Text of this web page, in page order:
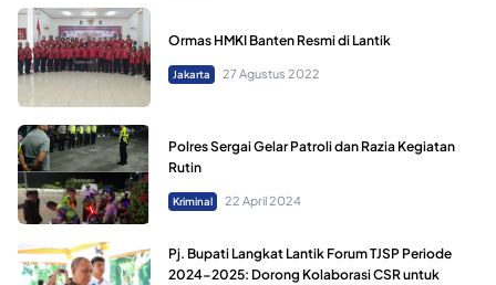
Ormas HMKI Banten Resmi di Lantik
Jakarta 27 Agustus 2022
Polres Sergai Gelar Patroli dan Razia Kegiatan
Rutin
Kriminal 22 April 2024
Pj. Bupati Langkat Lantik Forum TJSP Periode
2024-2025: Dorong Kolaborasi CSR untuk